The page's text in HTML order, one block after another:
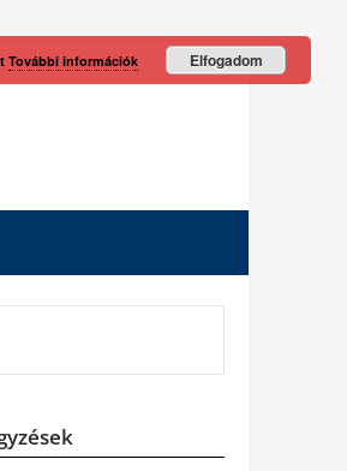
További információk Elfogadom